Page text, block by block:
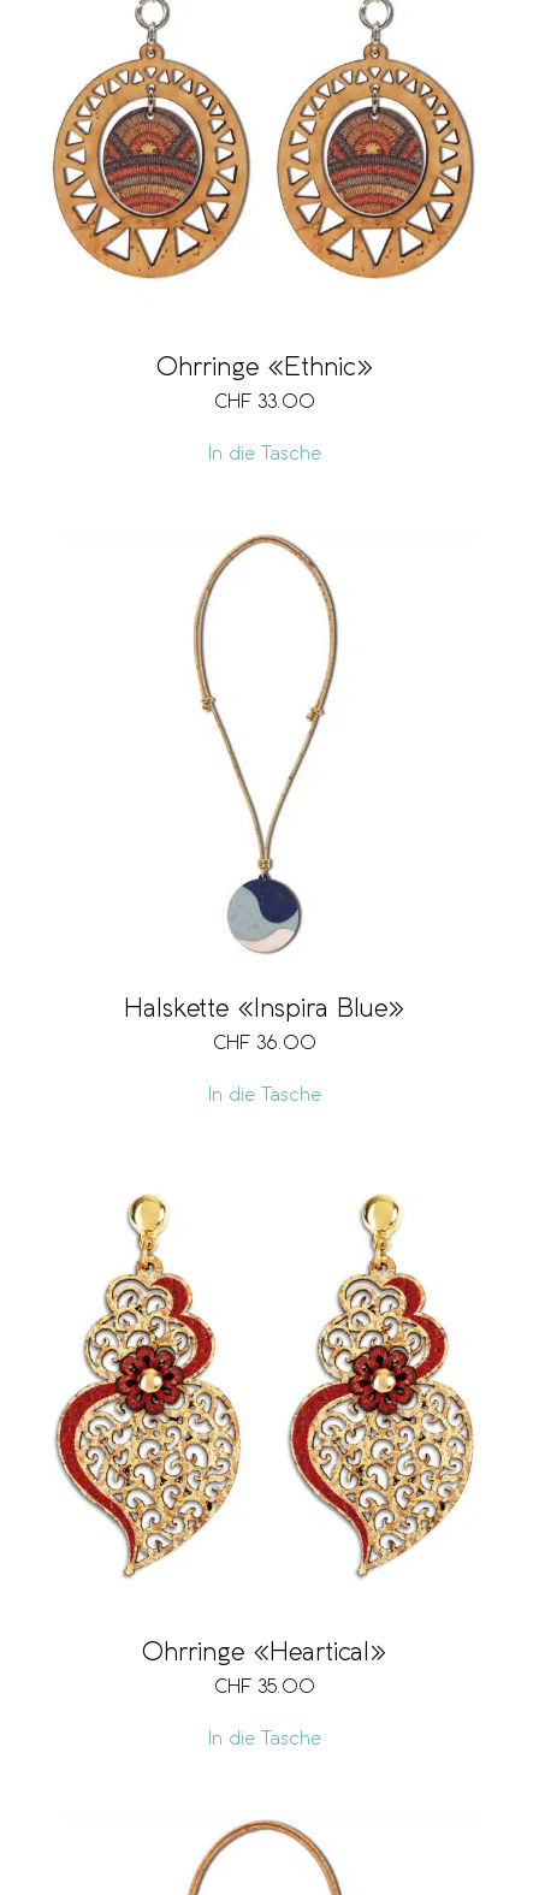
Ohrringe «Ethnic»
CHF 33.00
In die Tasche
Halskette «Inspira Blue»
CHF 36.00
In die Tasche
Ohrringe «Heartical»
CHF 35.00
In die Tasche